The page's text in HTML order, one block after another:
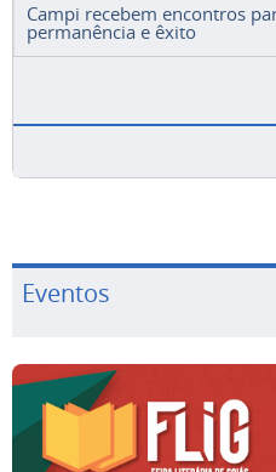
Campi recebem encontros
permanência e êxito
Eventos